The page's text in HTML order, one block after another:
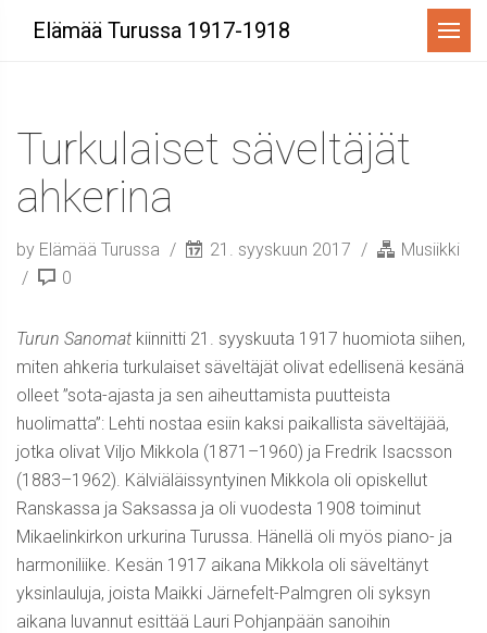
Elämää Turussa 1917-1918 Menu
Turkulaiset säveltäjät
ahkerina
by Elämää Turussa 21. syyskuun 2017
Musiikki
0
Turun Sanomat kiinnitti 21. syyskuuta 1917 huomiota siihen,
miten ahkeria turkulaiset säveltäjät olivat edellisenä kesänä
olleet ”sota-ajasta ja sen aiheuttamista puutteista
huolimatta”: Lehti nostaa esiin kaksi paikallista säveltäjää,
jotka olivat Viljo Mikkola (1871–1960) ja Fredrik Isacsson
(1883–1962). Kälviäläissyntyinen Mikkola oli opiskellut
Ranskassa ja Saksassa ja oli vuodesta 1908 toiminut
Mikaelinkirkon urkurina Turussa. Hänellä oli myös piano- ja
harmoniliike. Kesän 1917 aikana Mikkola oli säveltänyt
yksinlauluja, joista Maikki Järnefelt-Palmgren oli syksyn
aikana luvannut esittää Lauri Pohjanpään sanoihin